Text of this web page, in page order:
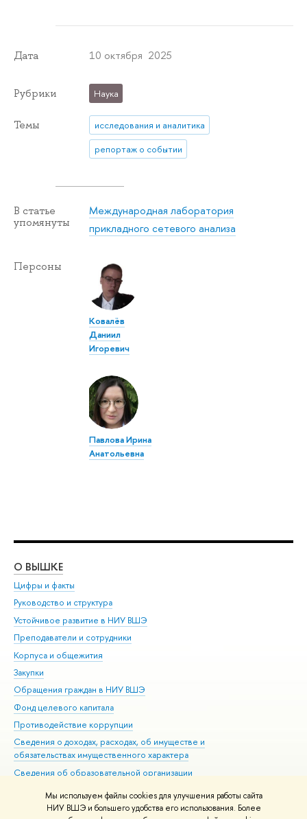
Мы используем файлы cookies для улучшения работы сайта
НИУ ВШЭ и большего удобства его использования. Более
Дата 10 октября 2025
Рубрики Наука
Темы
исследования и аналитика
репортаж о событии
В статье
упомянуты
Международная лаборатория
прикладного сетевого анализа
Персоны
Ковалёв
Даниил
Игоревич
Павлова Ирина
Анатольевна
О ВЫШКЕ
Цифры и факты
Руководство и структура
Устойчивое развитие в НИУ ВШЭ
Преподаватели и сотрудники
Корпуса и общежития
Закупки
Обращения граждан в НИУ ВШЭ
Фонд целевого капитала
Противодействие коррупции
Сведения о доходах, расходах, об имуществе и
обязательствах имущественного характера
Сведения об образовательной организации
Людям с ограниченными возможностями здоровья
Единая платежная страница